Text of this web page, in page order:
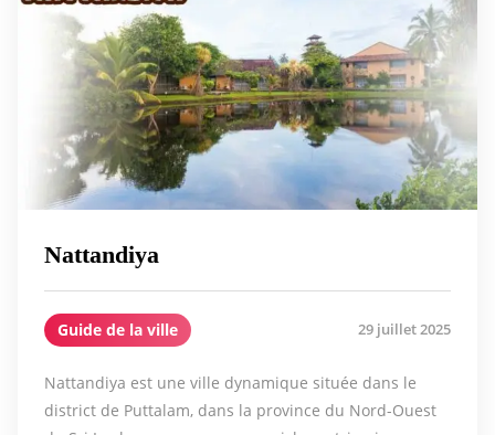
Nattandiya
Guide de la ville 29 juillet 2025
Nattandiya est une ville dynamique située dans le
district de Puttalam, dans la province du Nord-Ouest